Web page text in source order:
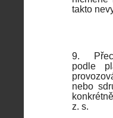
takto
9.
podle
nebo
z. s.